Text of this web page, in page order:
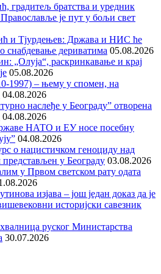
градитељ братства и уредник
је пут у бољи свет
и Тјурдењев: Држава и НИС ће
снабдевање дериватима 05.08.2026
„Олуја“, раскринкавање и крај
05.08.2026
1997) – њему у спомен, на
04.08.2026
наслеђе у Београду” отворена
04.08.2026
НАТО и ЕУ носе посебну
04.08.2026
о нацистичком геноциду над
представљен у Београду 03.08.2026
у Првом светском рату одата
изјава – још један доказ да је
историјски савезник
руског Министарства
30.07.2026